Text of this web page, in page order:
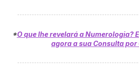
*O que lhe revelará a Numerologia?
agora a sua Consulta por